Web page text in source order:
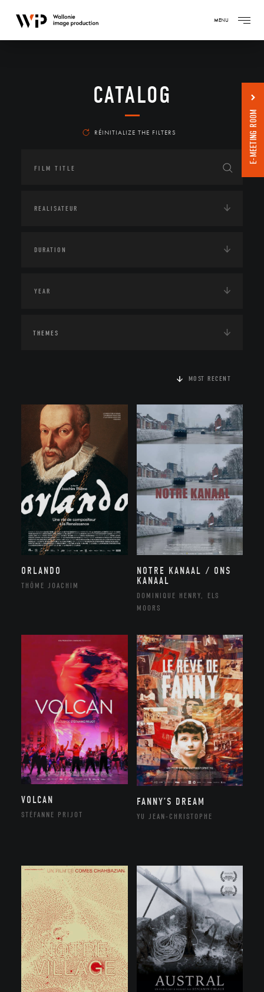
MENU
CATALOG
RÉINITIALIZE THE FILTERS
THEMES
MOST RECENT
ORLANDO
THÔME JOACHIM
NOTRE KANAAL / ONS
KANAAL
DOMINIQUE HENRY, ELS
MOORS
VOLCAN
STÉFANNE PRIJOT
FANNY’S DREAM
YU JEAN-CHRISTOPHE
E-MEETING ROOM